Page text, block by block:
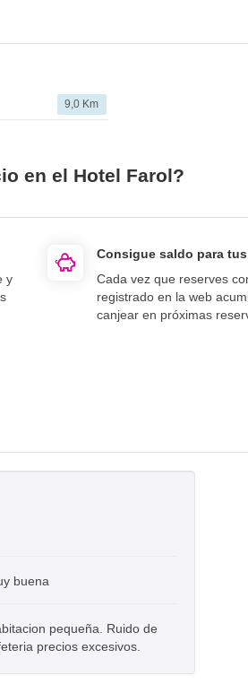
9,0 Km
en el Hotel Farol?
y
Consigue saldo para
Cada vez que reserves
registrado en la web
canjear en próximas
buena
pequeña. Ruido de
precios excesivos.